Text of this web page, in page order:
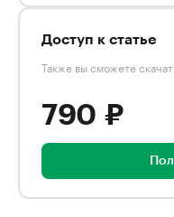
Доступ к статье
Также вы сможете
790 ₽